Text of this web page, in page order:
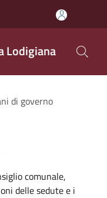
Lodigiana
di governo
comunale,
delle sedute e i